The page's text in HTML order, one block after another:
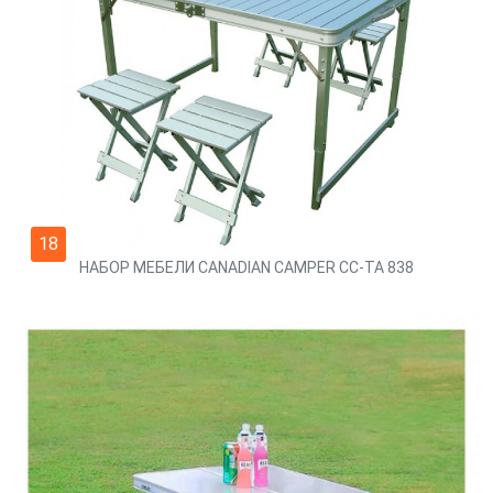
18
НАБОР МЕБЕЛИ CANADIAN CAMPER СС-TA 838